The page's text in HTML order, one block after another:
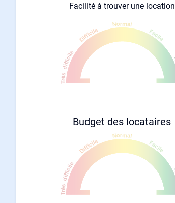
Facilité à trouver une location
Budget des locataires